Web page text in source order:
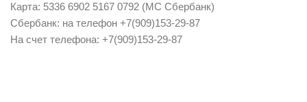
Карта: 5336 6902 5167 0792 (MC Сбербанк)
Сбербанк: на телефон +7(909)153-29-87
На счет телефона: +7(909)153-29-87